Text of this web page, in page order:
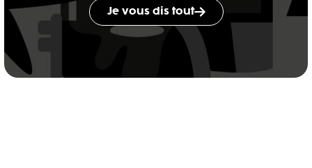
Je vous dis tout